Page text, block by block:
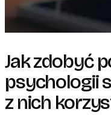
Jak zdobyć
psychologii
z nich